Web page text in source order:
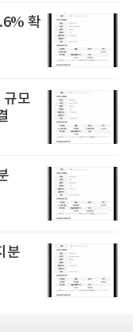
확
규모
분